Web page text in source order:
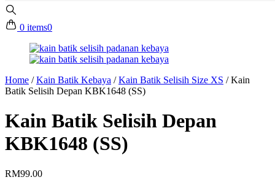
0 items0
Home /Kain Batik Kebaya /Kain Batik Selisih Size XS /Kain
Batik Selisih Depan KBK1648 (SS)
Kain Batik Selisih Depan
KBK1648 (SS)
RM99.00